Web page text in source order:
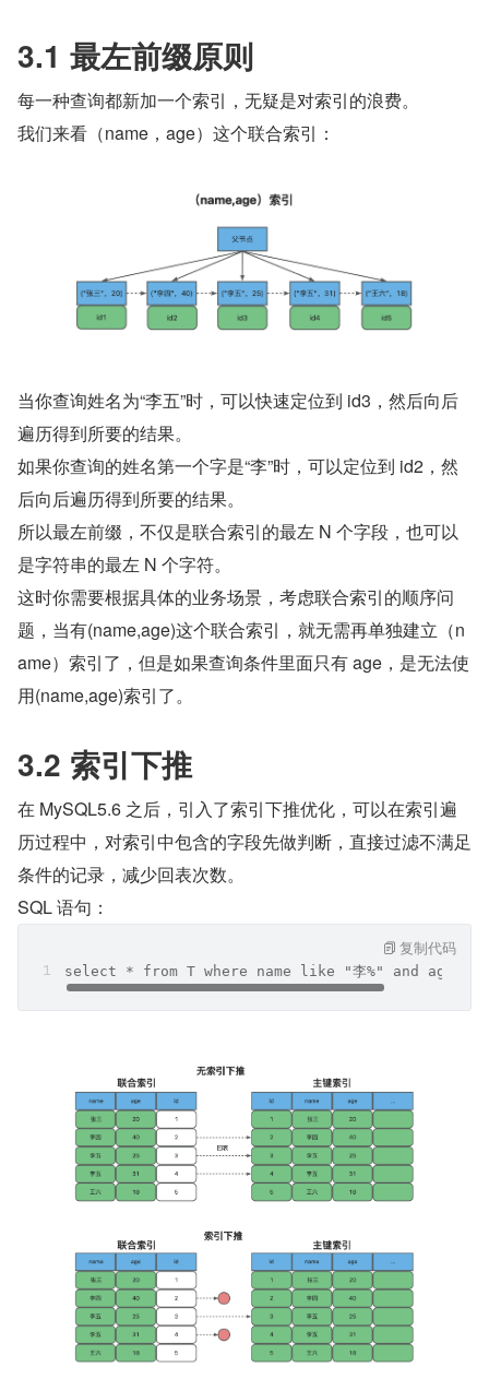
3.1 最左前缀原则
每一种查询都新加一个索引，无疑是对索引的浪费。
我们来看（name，age）这个联合索引：
当你查询姓名为“李五”时，可以快速定位到 id3，然后向后
遍历得到所要的结果。
如果你查询的姓名第一个字是“李”时，可以定位到 id2，然
后向后遍历得到所要的结果。
所以最左前缀，不仅是联合索引的最左 N 个字段，也可以
是字符串的最左 N 个字符。
这时你需要根据具体的业务场景，考虑联合索引的顺序问
题，当有(name,age)这个联合索引，就无需再单独建立（n
ame）索引了，但是如果查询条件里面只有 age，是无法使
用(name,age)索引了。
3.2 索引下推
在 MySQL5.6 之后，引入了索引下推优化，可以在索引遍
历过程中，对索引中包含的字段先做判断，直接过滤不满足
条件的记录，减少回表次数。
SQL 语句：
select * from T where name like "李%" and age =
复制代码